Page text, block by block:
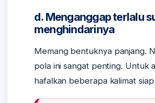
d. Menganggap terlalu
menghindarinya
Memang bentuknya panjang.
pola ini sangat penting. Untuk
hafalkan beberapa kalimat siap